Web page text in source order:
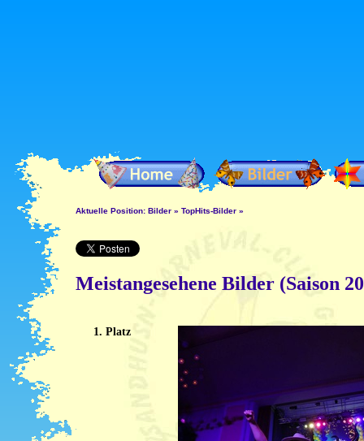
Aktuelle Position: Bilder » TopHits-Bilder »
Meistangesehene Bilder (Saison
1. Platz